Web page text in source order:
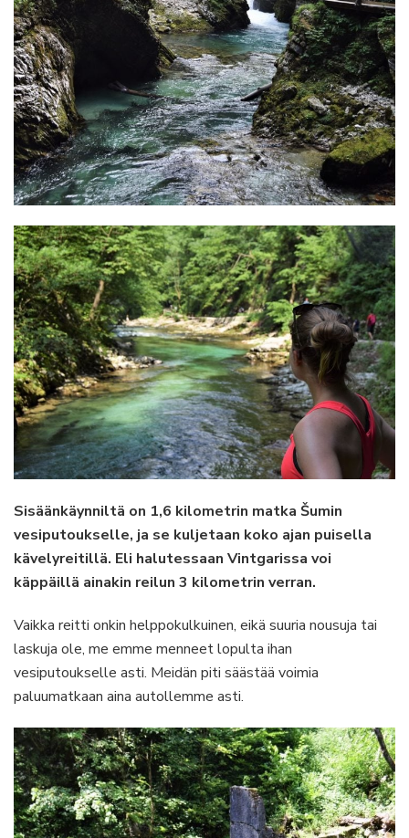
Sisäänkäynniltä on 1,6 kilometrin matka Šumin
vesiputoukselle, ja se kuljetaan koko ajan puisella
kävelyreitillä. Eli halutessaan Vintgarissa voi
käppäillä ainakin reilun 3 kilometrin verran.
Vaikka reitti onkin helppokulkuinen, eikä suuria nousuja tai
laskuja ole, me emme menneet lopulta ihan
vesiputoukselle asti. Meidän piti säästää voimia
paluumatkaan aina autollemme asti.